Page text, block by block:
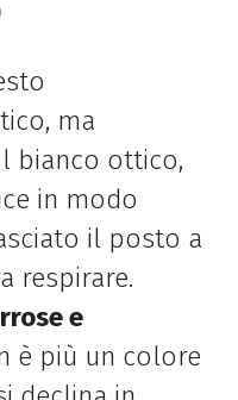
ma
bianco ottico,
in modo
il posto a
respirare.
e
è più un colore